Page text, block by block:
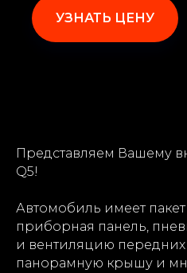
УЗНАТЬ ЦЕНУ
Представляем Вашему
Q5!
Автомобиль имеет
приборная панель,
и вентиляцию
панорамную крышу и